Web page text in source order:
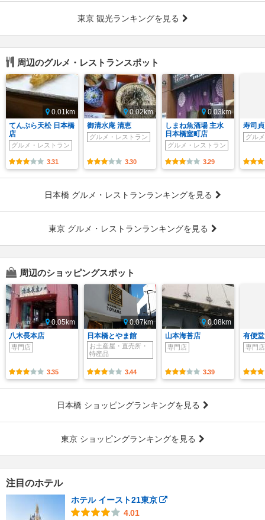
東京 観光ランキングを見る
周辺のグルメ・レストランスポット
0.01km
てんぷら天松 日本橋
店
グルメ・レストラン
3.31
0.02km
御清水庵 清恵
グルメ・レストラン
3.30
0.03km
しまね魚酒場 主水
日本橋室町店
グルメ・レストラン
3.29
寿司貞
グル
日本橋 グルメ・レストランランキングを見る
東京 グルメ・レストランランキングを見る
周辺のショッピングスポット
0.05km
八木長本店
専門店
3.35
0.07km
日本橋とやま館
お土産屋・直売所・
特産品
3.44
0.08km
山本海苔店
専門店
3.39
有便堂
専門店
日本橋 ショッピングランキングを見る
東京 ショッピングランキングを見る
注目のホテル
ホテル イースト21東京
4.01